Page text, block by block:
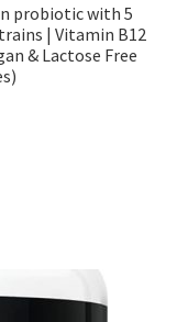
probiotic with 5
| Vitamin B12
& Lactose Free